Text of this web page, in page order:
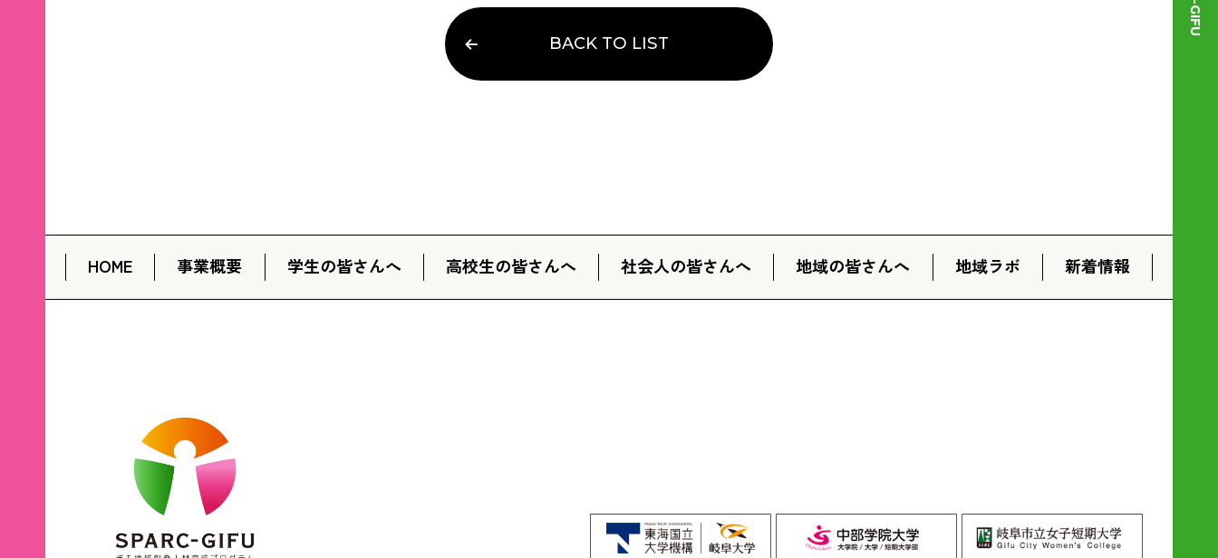
BACK TO LIST
HOME 事業概要 学生の皆さんへ 高校生の皆さんへ 社会人の皆さんへ 地域の皆さんへ 地域ラボ 新着情報